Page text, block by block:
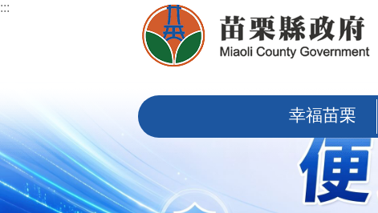
跳到主要內容區塊
:::
幸福苗栗